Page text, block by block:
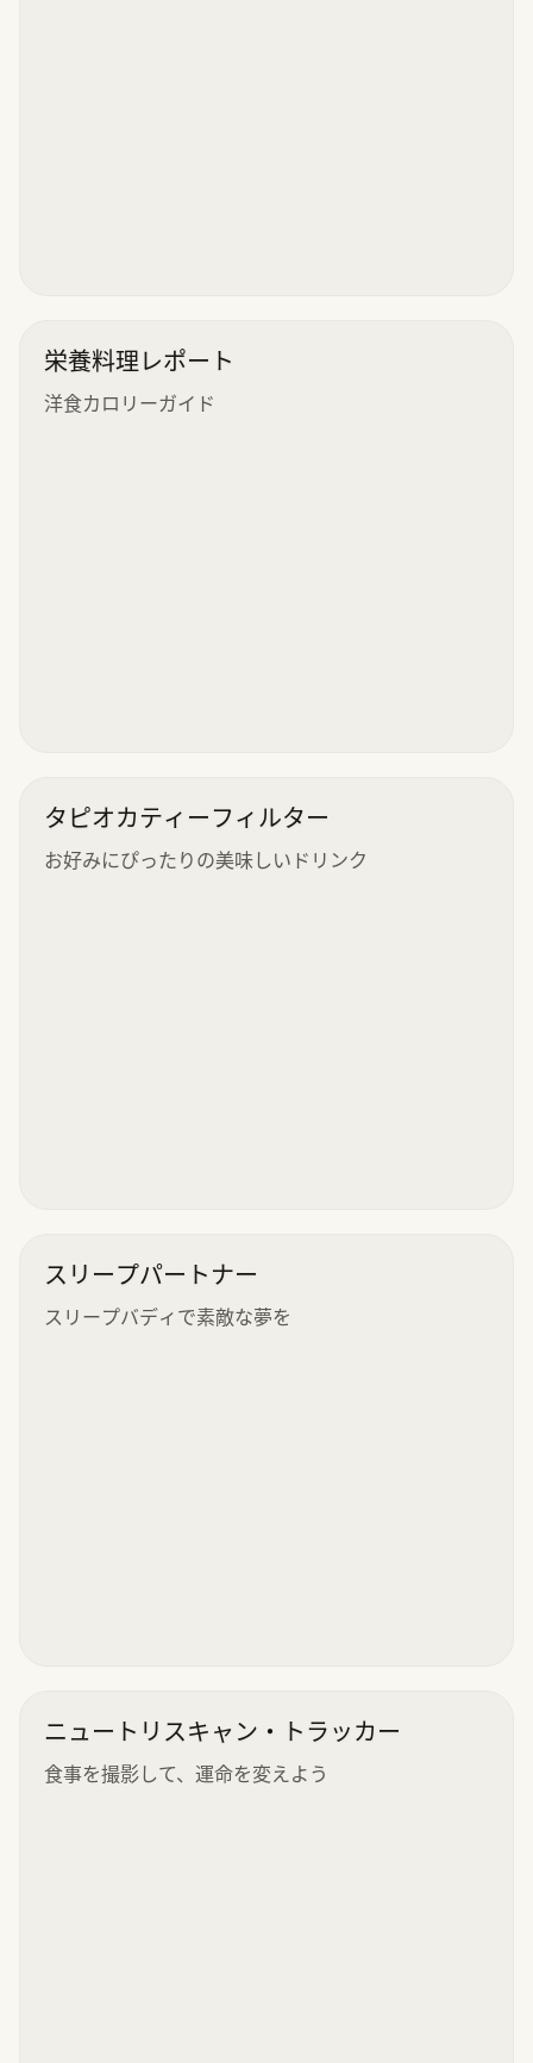
栄養料理レポート
洋食カロリーガイド
タピオカティーフィルター
お好みにぴったりの美味しいドリンク
スリープパートナー
スリープバディで素敵な夢を
ニュートリスキャン・トラッカー
食事を撮影して、運命を変えよう